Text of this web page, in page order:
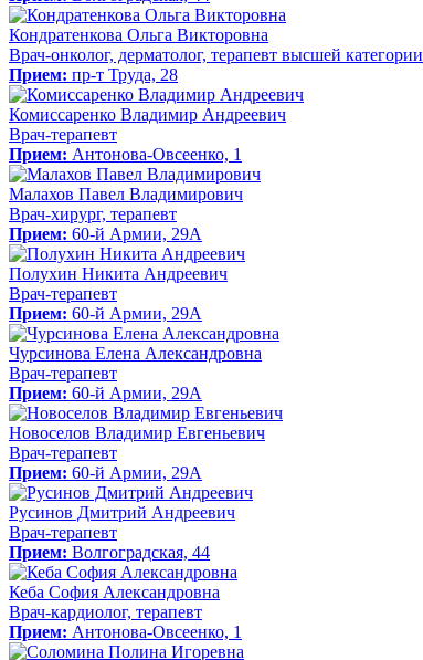
Кондратенкова Ольга Викторовна
Врач-онколог, дерматолог, терапевт высшей категории
Прием: пр-т Труда, 28
Комиссаренко Владимир Андреевич
Врач-терапевт
Прием: Антонова-Овсеенко, 1
Малахов Павел Владимирович
Врач-хирург, терапевт
Прием: 60-й Армии, 29А
Полухин Никита Андреевич
Врач-терапевт
Прием: 60-й Армии, 29А
Чурсинова Елена Александровна
Врач-терапевт
Прием: 60-й Армии, 29А
Новоселов Владимир Евгеньевич
Врач-терапевт
Прием: 60-й Армии, 29А
Русинов Дмитрий Андреевич
Врач-терапевт
Прием: Волгоградская, 44
Кеба София Александровна
Врач-кардиолог, терапевт
Прием: Антонова-Овсеенко, 1